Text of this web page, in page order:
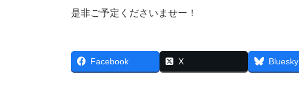
是非ご予定くださいませー！
Facebook X Bluesky